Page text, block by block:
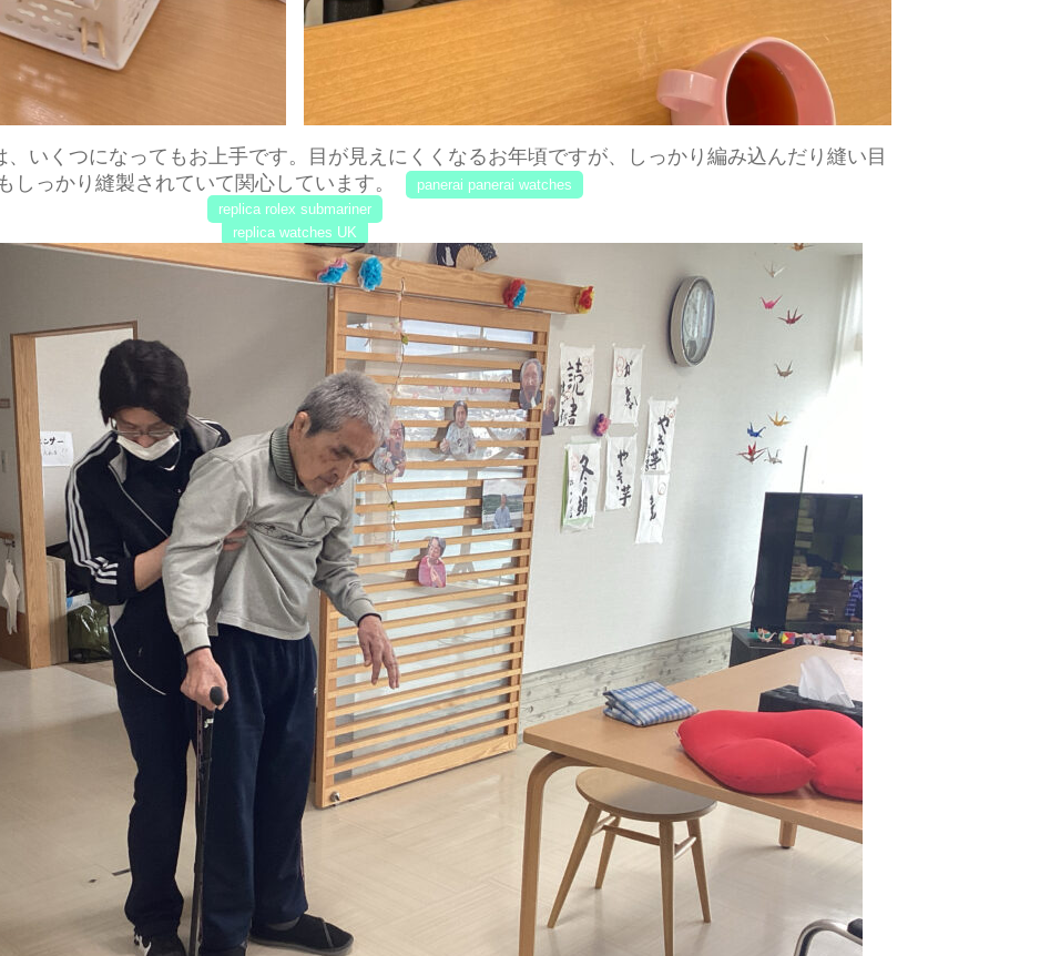
いくつになってもお上手です。目が見えにくくなるお年頃ですが、しっかり編み込んだり縫い目
もしっかり縫製されていて関心しています。
panerai panerai watches
replica rolex submariner
replica watches UK